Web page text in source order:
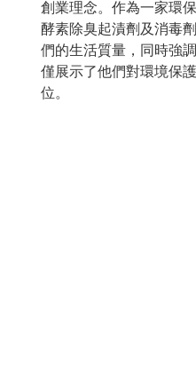
創業理念。作為一家環
酵素除臭起漬劑及消毒
們的生活質量，同時強
僅展示了他們對環境保
位。